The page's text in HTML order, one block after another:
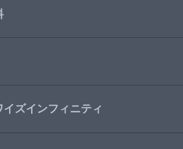
ズインフィニティ